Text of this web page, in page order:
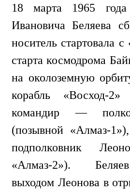
18 марта 1965
Ивановича Беляева
носитель стартовала с
старта космодрома
на околоземную
корабль «Восход-
командир —
(позывной «Алмаз-
подполковник
«Алмаз-2»).
выходом Леонова в